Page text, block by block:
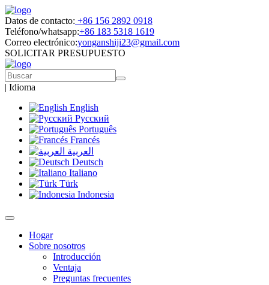
Datos de contacto: +86 156 2892 0918
Teléfono/whatsapp:+86 183 5318 1619
Correo electrónico:yonganshiji23@gmail.com
SOLICITAR PRESUPUESTO
| Idioma
English
Русский
Português
Francés
العربية
Deutsch
Italiano
Türk
Indonesia
Hogar
Sobre nosotros
Introducción
Ventaja
Preguntas frecuentes